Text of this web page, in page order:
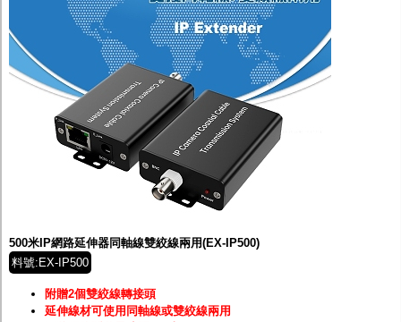
500米IP網路延伸器同軸線雙絞線兩用(EX-IP500)
料號:EX-IP500
附贈2個雙絞線轉接頭
延伸線材可使用同軸線或雙絞線兩用